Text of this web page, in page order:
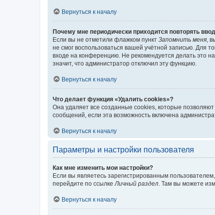
Вернуться к началу
Почему мне периодически приходится повторять
Если вы не отметили флажком пункт Запомнить меня ,
не смог воспользоваться вашей учётной записью. Для
входе на конференцию. Не рекомендуется делать это
значит, что администратор отключил эту функцию.
Вернуться к началу
Что делает функция «Удалить cookies»?
Она удаляет все созданные cookies, которые
сообщений, если эта возможность включена
Вернуться к началу
Параметры и настройки пользователя
Как мне изменить мои настройки?
Если вы являетесь зарегистрированным
перейдите по ссылке Личный раздел . Там вы можете
Вернуться к началу